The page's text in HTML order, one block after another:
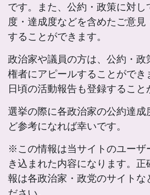
です。また、公約・政策に対し
度・達成度などを含めたご意見
することができます。
政治家や議員の方は、公約・政
権者にアピールすることができ
日頃の活動報告も登録すること
選挙の際に各政治家の公約達成
ど参考になれば幸いです。
※この情報は当サイトのユーザ
き込まれた内容になります。正
報は各政治家・政党のサイトな